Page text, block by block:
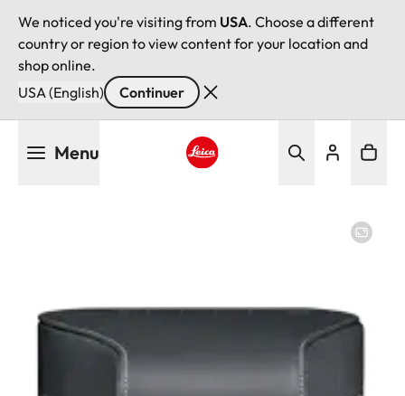
We noticed you're visiting from USA. Choose a different
country or region to view content for your location and
shop online.
USA (English)
Continuer
Menu